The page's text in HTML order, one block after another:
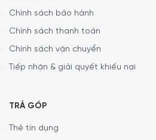
với tất cả các loại bếp (gas,
có lõi sắt nên nhiệt được dẫn
Chính sách bảo hành
Chính sách thanh toán
Chính sách vận chuyển
Tiếp nhận & giải quyết khiếu nại
TRẢ GÓP
Thẻ tín dụng